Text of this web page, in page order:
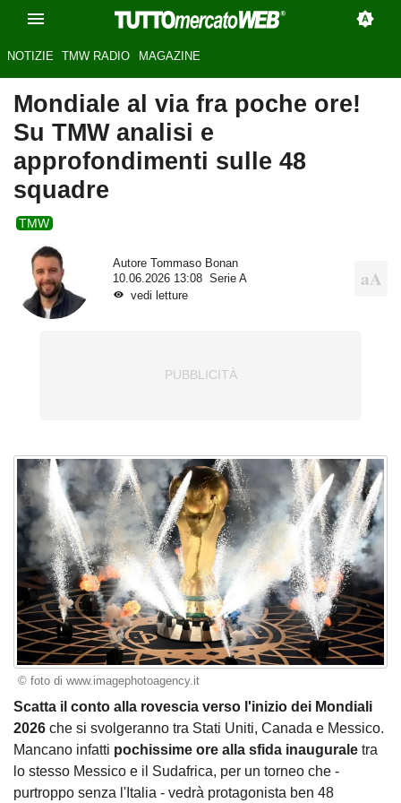
NOTIZIE TMW RADIO MAGAZINE
Mondiale al via fra poche ore!
Su TMW analisi e
approfondimenti sulle 48
squadre
TMW
Autore
Tommaso Bonan
10.06.2026 13:08
Serie A
vedi letture
© foto di www.imagephotoagency.it
Scatta il conto alla rovescia verso l'inizio dei Mondiali
2026 che si svolgeranno tra Stati Uniti, Canada e Messico.
Mancano infatti pochissime ore alla sfida inaugurale tra
lo stesso Messico e il Sudafrica, per un torneo che -
purtroppo senza l'Italia - vedrà protagonista ben 48